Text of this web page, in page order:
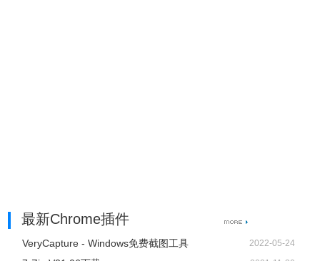
最新Chrome插件
VeryCapture - Windows免费截图工具 2022-05-24